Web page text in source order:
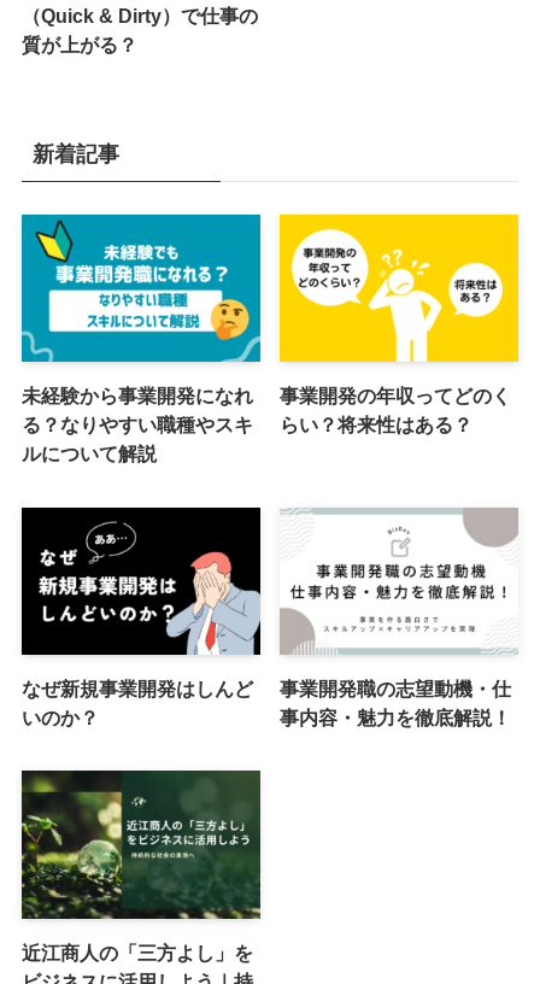
（Quick & Dirty）で仕事の
質が上がる？
新着記事
未経験から事業開発になれ
る？なりやすい職種やスキ
ルについて解説
事業開発の年収ってどのく
らい？将来性はある？
なぜ新規事業開発はしんど
いのか？
事業開発職の志望動機・仕
事内容・魅力を徹底解説！
近江商人の「三方よし」を